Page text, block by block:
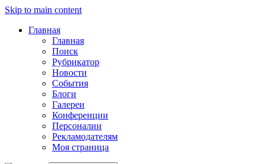
Skip to main content
Главная
Главная
Поиск
Рубрикатор
Новости
События
Блоги
Галереи
Конференции
Персоналии
Рекламодателям
Моя страница